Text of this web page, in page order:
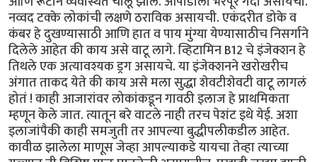
नव्वद टक्के लोकांची लक्षणे ठराविक असायची. एकंदरीत डोके व
कंबर हे दुखण्यासाठी आणि हात व पाय मुंग्या येण्यासाठीच निसर्गाने
दिलेले आहेत की काय असे वाटू लागे. व्हिटामिन B12 चे इंजेक्शन हे
तिथले एक अत्यावश्यक ड्रग असायचे. या इंजेक्शनने खरोखरीच
अंगात ताकद येते की काय असे मला सुद्धा शेवटीशेवटी वाटू लागलं
होतं ! काही आजारांवर लोकांकडून गावठी इलाज हे प्राथमिकता
म्हणून केले जात. त्यातून बरे वाटले नाही तरच पेशंट इथे येई. अशा
इलाजांपैकी काही समजुती तर आपल्या बुद्धीपलीकडील आहेत.
कावीळ झालेला माणूस जेव्हा आपल्याकडे यायचा तेव्हा त्याच्या